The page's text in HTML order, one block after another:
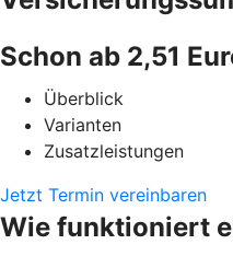
Schon ab 2,51
Überblick
Varianten
Zusatzleistungen
Jetzt Termin vereinbaren
Wie funktioniert